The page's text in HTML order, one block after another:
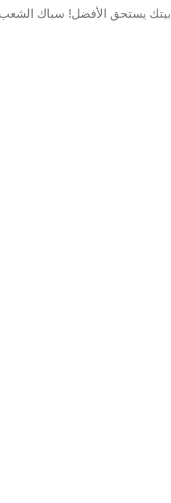
بيتك يستحق الأفضل! سباك الشعب البحري